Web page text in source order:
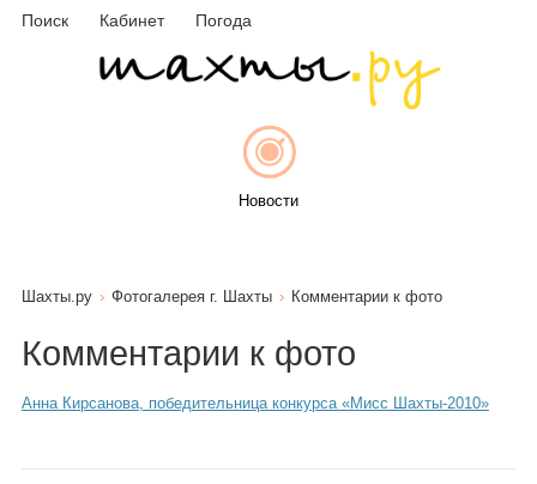
Поиск Кабинет Погода
Новости
Шахты.ру Фотогалерея г. Шахты Комментарии к фото
Комментарии к фото
Анна Кирсанова, победительница конкурса «Мисс Шахты-2010»